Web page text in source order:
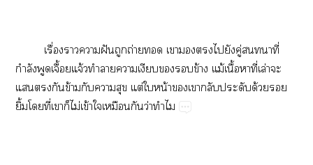
ื่​​​ฝั​​ถ่​​​​​​​ู่​​ี่​
ำ​​ื้​จ้​​​​​​ข้​ม้​ื้​​ี่​ล่​​
​​​ข้​​​​ต่​​น้​​​​​ด้​​
ิ้​​ี่​​​ไม่​ข้​​​​ว่​